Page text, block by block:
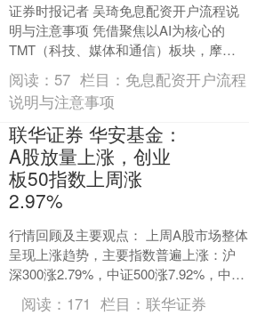
证券时报记者 吴琦免息配资开户流程说
明与注意事项 凭借聚焦以AI为核心的
TMT（科技、媒体和通信）板块，摩根
士丹利基金投资总监、基金经理雷志勇
拿下2024年公募....
阅读： 57 栏目： 免息配资开户流程
说明与注意事项
联华证券 华安基金：
A股放量上涨，创业
板50指数上周涨
2.97%
行情回顾及主要观点： 上周A股市场整体
呈现上涨趋势，主要指数普遍上涨：沪
深300涨2.79%，中证500涨7.92%，中证
1000涨7.02%，创业板50涨2.....
阅读： 171 栏目：联华证券